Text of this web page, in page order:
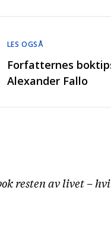
LES OGSÅ
Forfatternes
Alexander Fallo
resten av livet –